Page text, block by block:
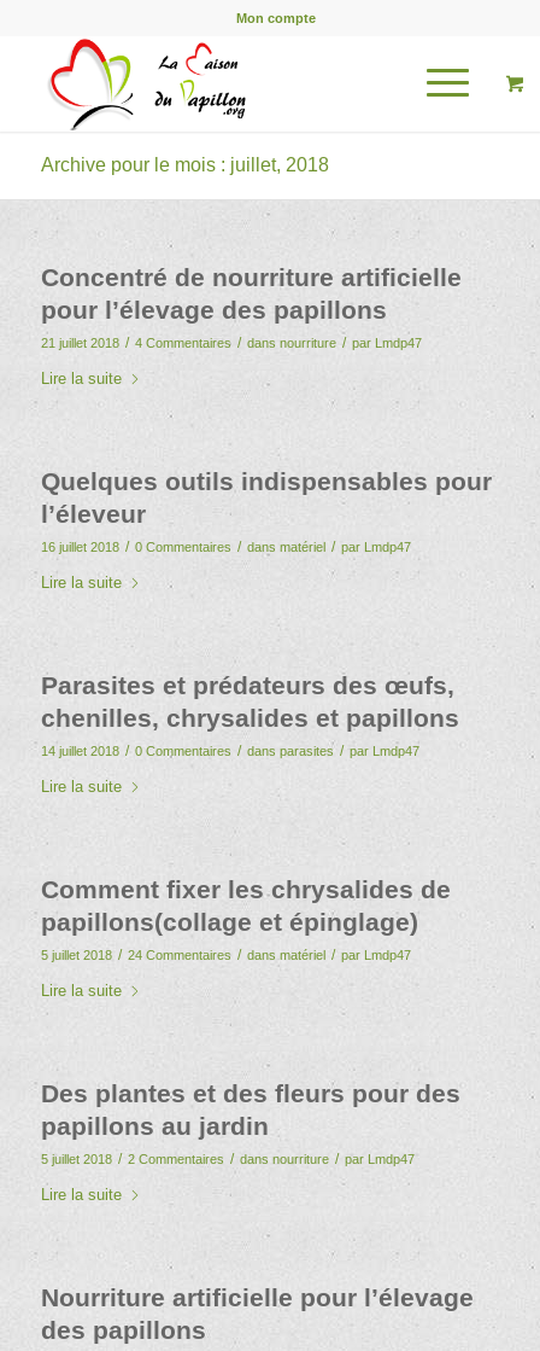
Mon compte
Archive pour le mois : juillet, 2018
Concentré de nourriture artificielle
pour l’élevage des papillons
21 juillet 2018 / 4 Commentaires / dans nourriture / par Lmdp47
Lire la suite
Quelques outils indispensables pour
l’éleveur
16 juillet 2018 / 0 Commentaires / dans matériel / par Lmdp47
Lire la suite
Parasites et prédateurs des œufs,
chenilles, chrysalides et papillons
14 juillet 2018 / 0 Commentaires / dans parasites / par Lmdp47
Lire la suite
Comment fixer les chrysalides de
papillons(collage et épinglage)
5 juillet 2018 / 24 Commentaires / dans matériel / par Lmdp47
Lire la suite
Des plantes et des fleurs pour des
papillons au jardin
5 juillet 2018 / 2 Commentaires / dans nourriture / par Lmdp47
Lire la suite
Nourriture artificielle pour l’élevage
des papillons